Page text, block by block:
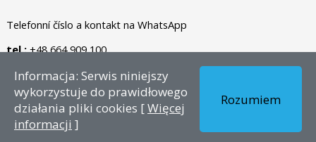
Telefonní číslo a kontakt na WhatsApp
tel.:+48 664 909 100
Autorské právo © 2026 - CZ – Dianormet - Všechna práva
vyhrazena.
Informacja: Serwis niniejszy
wykorzystuje do prawidłowego
działania pliki cookies [Więcej
informacji ]
Rozumiem